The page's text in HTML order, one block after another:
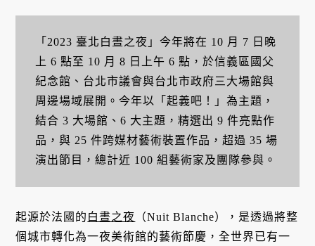
「2023 臺北白晝之夜」今年將在 10 月 7 日晚
上 6 點至 10 月 8 日上午 6 點，於信義區國父
紀念館、台北市議會與台北市政府三大場館與
周邊場域展開。今年以「起義吧！」為主題，
結合 3 大場館、6 大主題，精選出 9 件亮點作
品，與 25 件跨媒材藝術裝置作品，超過 35 場
演出節目，總計近 100 組藝術家及團隊參與。
起源於法國的 白晝之夜
（Nuit Blanche），是透過將整
個城市轉化為一夜美術館的藝術節慶，全世界已有一